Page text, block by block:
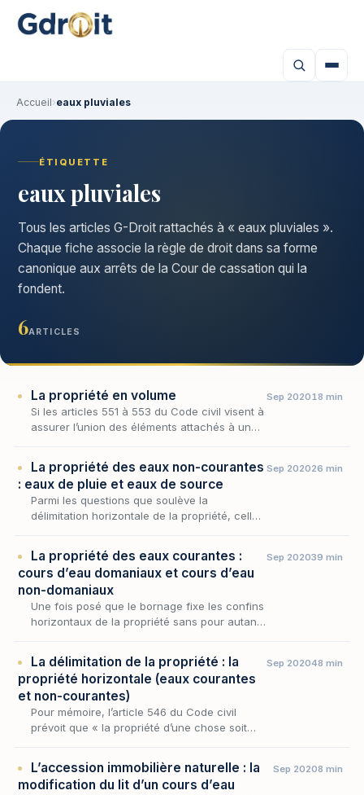
Accueil›eaux pluviales
ÉTIQUETTE
eaux pluviales
Tous les articles G-Droit rattachés à « eaux pluviales ».
Chaque fiche associe la règle de droit dans sa forme
canonique aux arrêts de la Cour de cassation qui la
fondent.
6ARTICLES
La propriété en volume
Si les articles 551 à 553 du Code civil visent à
assurer l’union des éléments attachés à un
Sep 202018 min
La propriété des eaux non-courantes
: eaux de pluie et eaux de source
Parmi les questions que soulève la
délimitation horizontale de la propriété, celle
exclusive que co…
Sep 202026 min
La propriété des eaux courantes :
cours d’eau domaniaux et cours d’eau
non-domaniaux
Une fois posé que le bornage fixe les confins
horizontaux de la propriété sans pour autant
Sep 202039 min
La délimitation de la propriété : la
propriété horizontale (eaux courantes
et non-courantes)
Pour mémoire, l’article 546 du Code civil
prévoit que « la propriété d’une chose soit
a…
Sep 202048 min
L’accession immobilière naturelle : la
modification du lit d’un cours d’eau
Sep 20208 min